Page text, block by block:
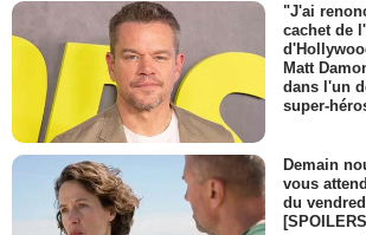
"J'ai
cachet de
Matt
dans l'un
super-
Demain
vous
du